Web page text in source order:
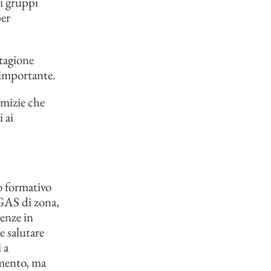
che
ai
formativo
di zona,
in
salutare
ma